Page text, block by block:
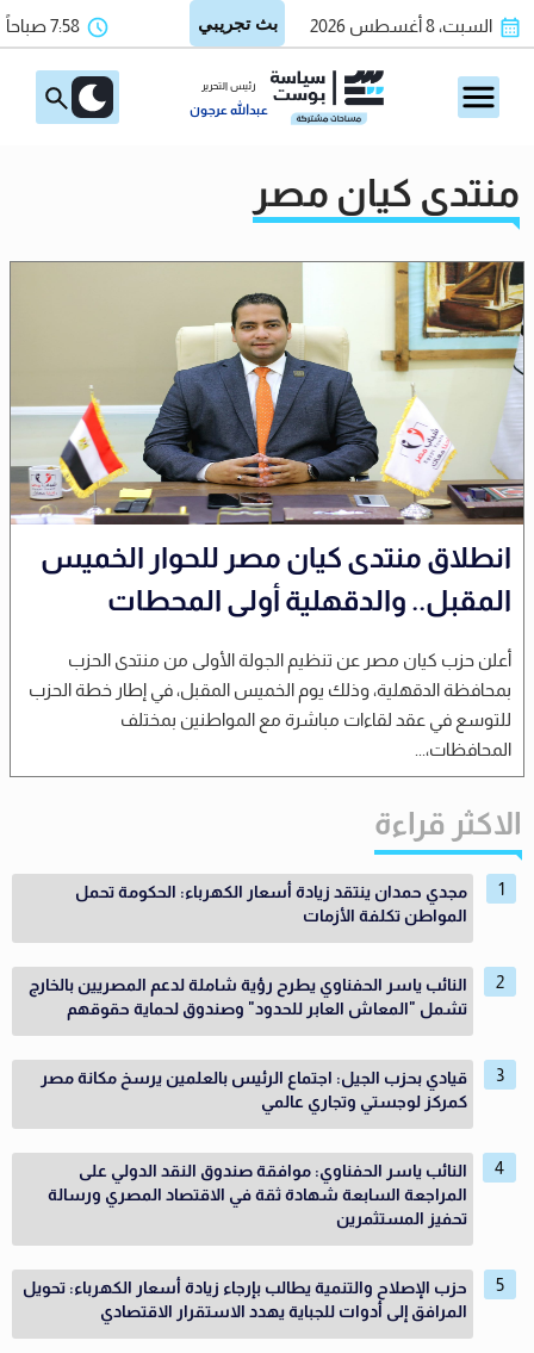
السبت، 8 أغسطس 2026 7:58 صباحاً
رئيس التحرير
عبدالله عرجون
منتدي كيان مصر
انطلاق منتدى كيان مصر للحوار الخميس
المقبل.. والدقهلية أولى المحطات
أعلن حزب كيان مصر عن تنظيم الجولة الأولى من منتدى الحزب
بمحافظة الدقهلية، وذلك يوم الخميس المقبل، في إطار خطة الحزب
للتوسع في عقد لقاءات مباشرة مع المواطنين بمختلف
المحافظات،...
الاكثر قراءة
مجدي حمدان ينتقد زيادة أسعار الكهرباء: الحكومة تحمل
المواطن تكلفة الأزمات
النائب ياسر الحفناوي يطرح رؤية شاملة لدعم المصريين بالخارج
تشمل "المعاش العابر للحدود" وصندوق لحماية حقوقهم
قيادي بحزب الجيل: اجتماع الرئيس بالعلمين يرسخ مكانة مصر
كمركز لوجستي وتجاري عالمي
النائب ياسر الحفناوي: موافقة صندوق النقد الدولي على
المراجعة السابعة شهادة ثقة في الاقتصاد المصري ورسالة
تحفيز المستثمرين
حزب الإصلاح والتنمية يطالب بإرجاء زيادة أسعار الكهرباء: تحويل
المرافق إلى أدوات للجباية يهدد الاستقرار الاقتصادي